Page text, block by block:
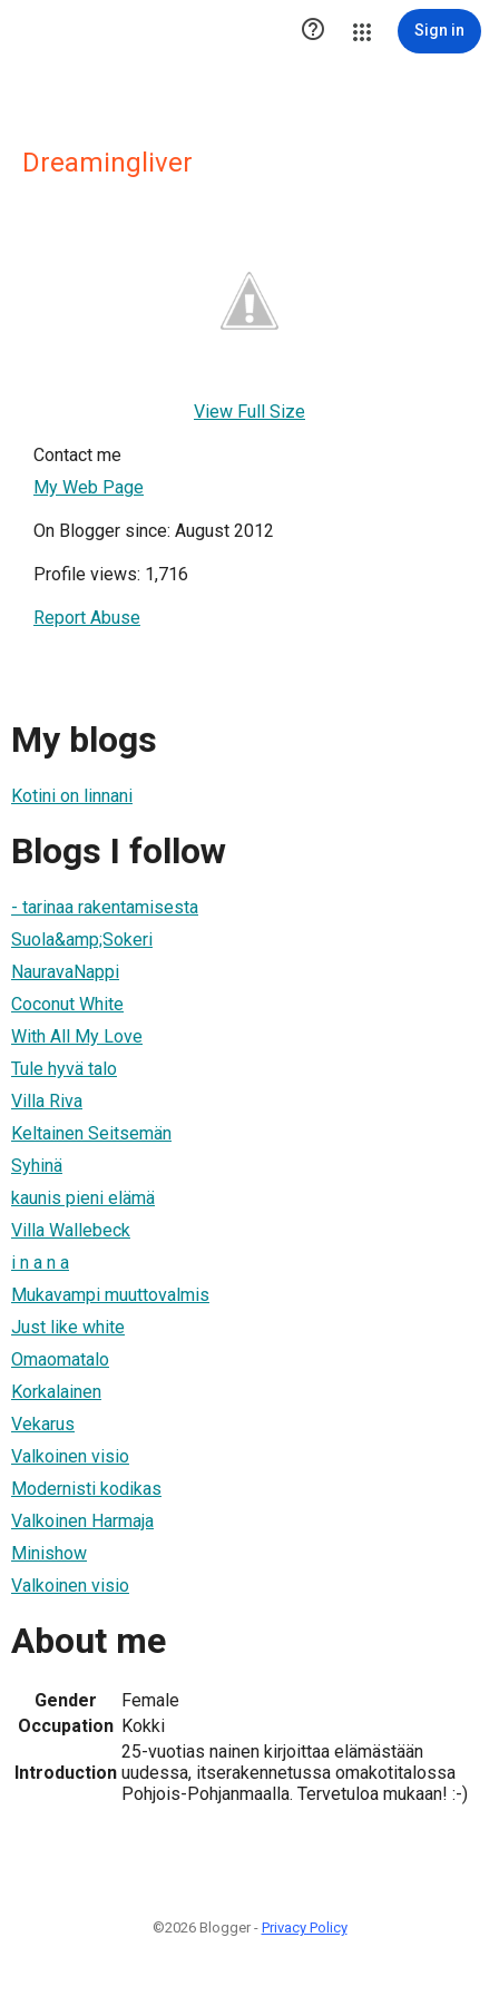
 Sign in
Dreamingliver
View Full Size
Contact me
My Web Page
On Blogger since: August 2012
Profile views: 1,716
Report Abuse
My blogs
Kotini on linnani
Blogs I follow
- tarinaa rakentamisesta
Suola&amp;Sokeri
NauravaNappi
Coconut White
With All My Love
Tule hyvä talo
Villa Riva
Keltainen Seitsemän
Syhinä
kaunis pieni elämä
Villa Wallebeck
i n a n a
Mukavampi muuttovalmis
Just like white
Omaomatalo
Korkalainen
Vekarus
Valkoinen visio
Modernisti kodikas
Valkoinen Harmaja
Minishow
Valkoinen visio
About me
Gender
Female
Occupation Kokki
Introduction
25-vuotias nainen kirjoittaa elämästään
uudessa, itserakennetussa omakotitalossa
Pohjois-Pohjanmaalla. Tervetuloa mukaan! :-)
©2026 Blogger - Privacy Policy